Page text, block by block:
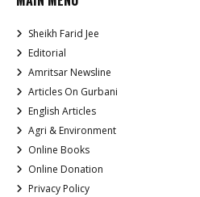
Sheikh Farid Jee
Editorial
Amritsar Newsline
Articles On Gurbani
English Articles
Agri & Environment
Online Books
Online Donation
Privacy Policy